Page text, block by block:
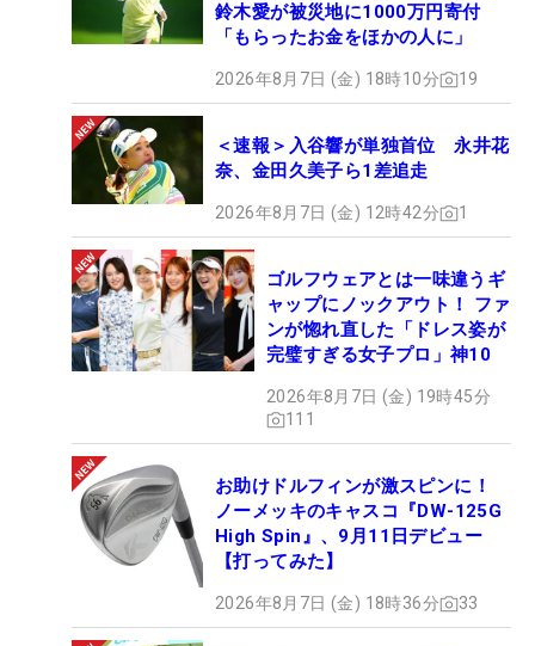
鈴木愛が被災地に1000万円寄付
「もらったお金をほかの人に」
2026年8月7日 (金) 18時10分 19
＜速報＞入谷響が単独首位 永井花
奈、金田久美子ら1差追走
2026年8月7日 (金) 12時42分 1
ゴルフウェアとは一味違うギ
ャップにノックアウト！ ファ
ンが惚れ直した「ドレス姿が
完璧すぎる女子プロ」神10
2026年8月7日 (金) 19時45分
111
お助けドルフィンが激スピンに！
ノーメッキのキャスコ『DW-125G
High Spin』、9月11日デビュー
【打ってみた】
2026年8月7日 (金) 18時36分 33